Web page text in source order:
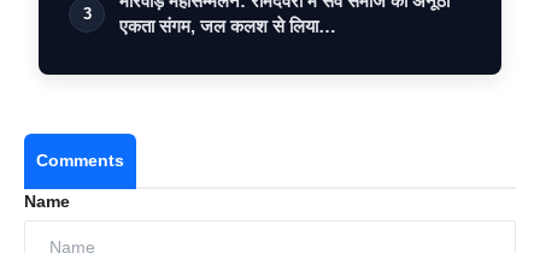
3
एकता संगम, जल कलश से लिया…
Comments
Name